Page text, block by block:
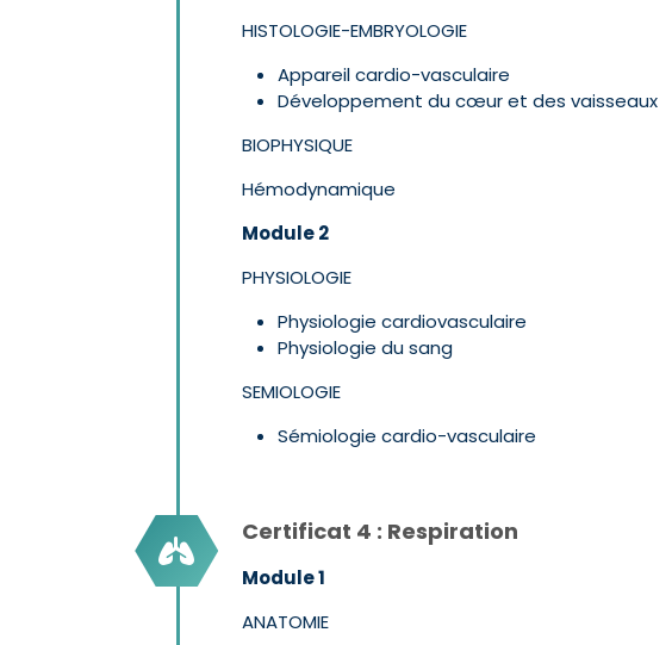
HISTOLOGIE-EMBRYOLOGIE
Appareil cardio-vasculaire
Développement du cœur et des vaisseaux
BIOPHYSIQUE
Hémodynamique
Module 2
PHYSIOLOGIE
Physiologie cardiovasculaire
Physiologie du sang
SEMIOLOGIE
Sémiologie cardio-vasculaire
Certificat 4 : Respiration
Module 1
ANATOMIE